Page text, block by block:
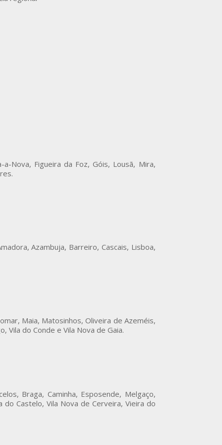
Nova, Figueira da Foz, Góis, Lousã, Mira,
Azambuja, Barreiro, Cascais, Lisboa,
Maia, Matosinhos, Oliveira de Azeméis,
Vila do Conde e Vila Nova de Gaia.
Braga, Caminha, Esposende, Melgaço,
Castelo, Vila Nova de Cerveira, Vieira do